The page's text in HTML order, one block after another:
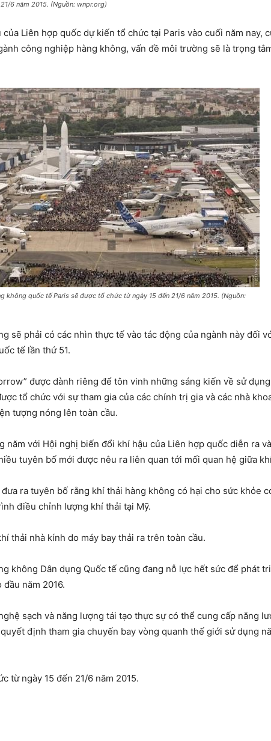
6 năm 2015. (Nguồn: wnpr.org)
Liên hợp quốc dự kiến tổ chức tại Paris vào cuối năm nay,
công nghiệp hàng không, vấn đề môi trường sẽ là trọng
không quốc tế Paris sẽ được tổ chức từ ngày 15 đến 21/6 năm 2015. (Nguồn:
sẽ phải có các nhìn thực tế vào tác động của ngành này đối
tế lần thứ 51.
được dành riêng để tôn vinh những sáng kiến về sử
tổ chức với sự tham gia của các chính trị gia và các nhà
tượng nóng lên toàn cầu.
với Hội nghị biến đổi khí hậu của Liên hợp quốc diễn ra
tuyên bố mới được nêu ra liên quan tới mối quan hệ giữa
ra tuyên bố rằng khí thải hàng không có hại cho sức khỏe
điều chỉnh lượng khí thải tại Mỹ.
thải nhà kính do máy bay thải ra trên toàn cầu.
không Dân dụng Quốc tế cũng đang nỗ lực hết sức để phát
năm 2016.
sạch và năng lượng tái tạo thực sự có thể cung cấp năng
định tham gia chuyến bay vòng quanh thế giới sử dụng
từ ngày 15 đến 21/6 năm 2015.